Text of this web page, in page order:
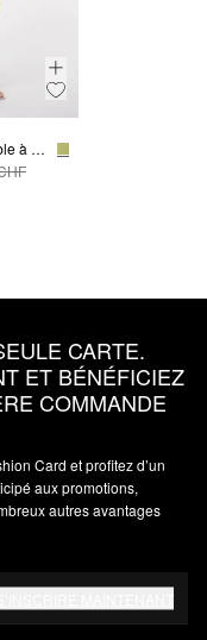
Bermuda extensible à cinq poches
CARTE.
ET BÉNÉFICIEZ
COMMANDE
Card et profitez d’un
aux promotions,
autres avantages